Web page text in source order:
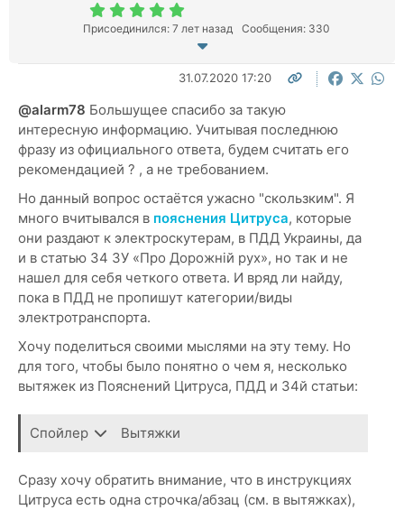
Присоединился: 7 лет назад Сообщения: 330
31.07.2020 17:20
@alarm78 Большущее спасибо за такую
интересную информацию. Учитывая последнюю
фразу из официального ответа, будем считать его
рекомендацией ? , а не требованием.
Но данный вопрос остаётся ужасно "скользким". Я
много вчитывался в пояснения Цитруса, которые
они раздают к электроскутерам, в ПДД Украины, да
и в статью 34 ЗУ «Про Дорожній рух», но так и не
нашел для себя четкого ответа. И вряд ли найду,
пока в ПДД не пропишут категории/виды
электротранспорта.
Хочу поделиться своими мыслями на эту тему. Но
для того, чтобы было понятно о чем я, несколько
вытяжек из Пояснений Цитруса, ПДД и 34й статьи:
Спойлер Вытяжки
Сразу хочу обратить внимание, что в инструкциях
Цитруса есть одна строчка/абзац (см. в вытяжках),